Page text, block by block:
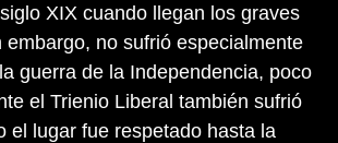
XIX cuando llegan los graves
embargo, no sufrió especialmente
guerra de la Independencia, poco
el Trienio Liberal también sufrió
el lugar fue respetado hasta la